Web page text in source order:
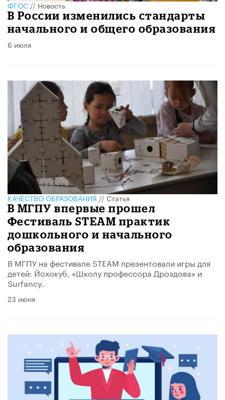
ФГОС //Новость
В России изменились стандарты
начального и общего образования
6 июля
КАЧЕСТВО ОБРАЗОВАНИЯ//Статья
В МГПУ впервые прошел
Фестиваль STEAM практик
дошкольного и начального
образования
В МГПУ на фестивале STEAM презентовали игры для
детей: Йохокуб, «Школу профессора Дроздова» и
Surfancy.
23 июня